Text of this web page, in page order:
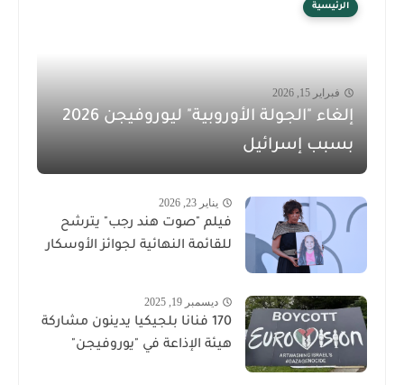
الرئيسية
فبراير 15, 2026
إلغاء "الجولة الأوروبية" ليوروفيجن 2026
بسبب إسرائيل
يناير 23, 2026
فيلم "صوت هند رجب" يترشح
للقائمة النهائية لجوائز الأوسكار
ديسمبر 19, 2025
170 فنانا بلجيكيا يدينون مشاركة
هيئة الإذاعة في "يوروفيجن"